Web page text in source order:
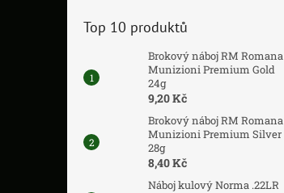
Top 10 produktů
Brokový náboj RM Romana
Munizioni Premium Gold
24g
9,20 Kč
Brokový náboj RM Romana
Munizioni Premium Silver
28g
8,40 Kč
Náboj kulový Norma .22LR